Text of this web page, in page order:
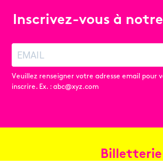
Inscrivez-vous à
Veuillez renseigner votre adresse email pour
inscrire. Ex. : abc@xyz.com
Billetterie